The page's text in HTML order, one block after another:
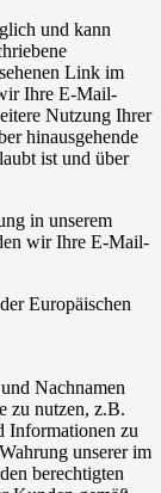
und kann
Link im
Ihre E-Mail-
Nutzung Ihrer
hinausgehende
ist und über
in unserem
wir Ihre E-Mail-
Europäischen
Nachnamen
zu nutzen, z.B.
Informationen zu
unserer im
berechtigten